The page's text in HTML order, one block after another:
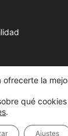
el Servicio de
Alicante
ofrecerte la
qué
.
Ajustes